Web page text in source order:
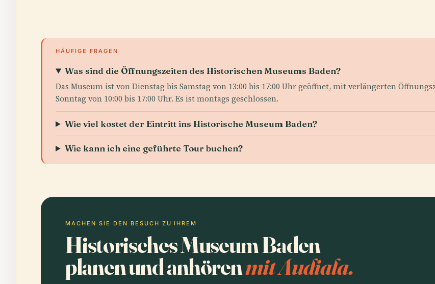
HÄUFIGE FRAGEN
Was sind die Öffnungszeiten des Historischen Museums Baden?
Das Museum ist von Dienstag bis Samstag von 13:00 bis 17:00 Uhr geöffnet, mit verlängerten
Sonntag von 10:00 bis 17:00 Uhr. Es ist montags geschlossen.
Wie viel kostet der Eintritt ins Historische Museum Baden?
Wie kann ich eine geführte Tour buchen?
MACHEN SIE DEN BESUCH ZU IHREM
Historisches Museum Baden
planen und anhörenmit Audiala.